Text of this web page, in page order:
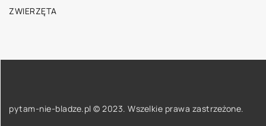
ZWIERZĘTA
pytam-nie-bladze.pl © 2023. Wszelkie prawa zastrzeżone.